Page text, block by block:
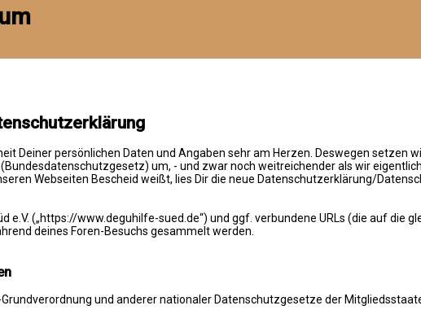
Deiner persönlichen Daten und Angaben sehr am Herzen. Deswegen setzen
um, - und zwar noch weitreichender als wir
Webseiten Bescheid weißt, lies Dir die neue Datenschutzerklärung/
e.V. („https://www.deguhilfe-sued.de“) und ggf. verbundene URLs (die auf die
deines Foren-Besuchs gesammelt werden.
und anderer nationaler Datenschutzgesetze der